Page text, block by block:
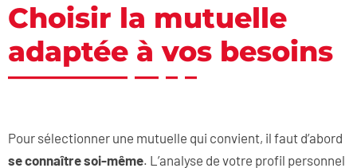
Choisir la mutuelle
adaptée à vos besoins
Pour sélectionner une mutuelle qui convient, il faut d’abord
se connaître soi-même. L’analyse de votre profil personnel